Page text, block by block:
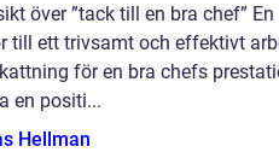
över ”tack till en bra chef”
till ett trivsamt och effektivt
för en bra chefs
en positi...
Hellman